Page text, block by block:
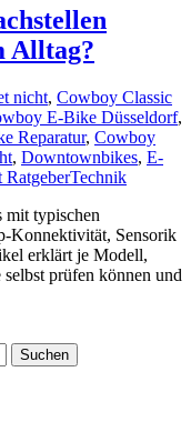
Alltag?
nicht, Cowboy Classic
E-Bike Düsseldorf,
Reparatur, Cowboy
, Downtownbikes, E-
RatgeberTechnik
mit typischen
Konnektivität, Sensorik
erklärt je Modell,
prüfen können und